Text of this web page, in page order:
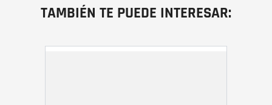
TAMBIÉN TE PUEDE INTERESAR: